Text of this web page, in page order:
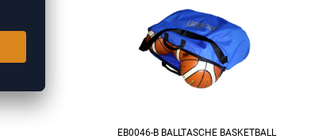
EB0046-B BALLTASCHE BASKETBALL